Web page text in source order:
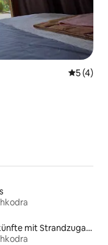
5 (4)
Unterkünfte mit Strandzugang